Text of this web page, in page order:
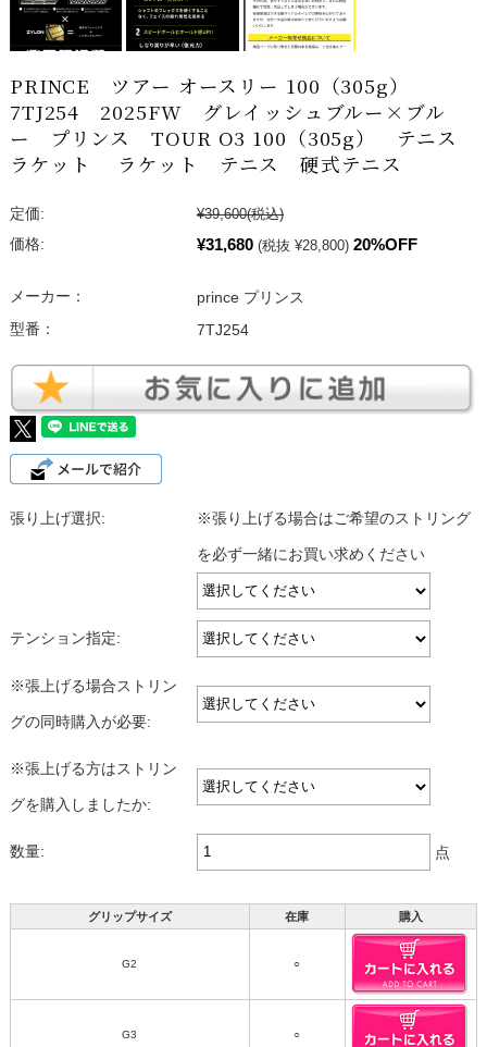
PRINCE ツアー オースリー 100（305g）
7TJ254 2025FW グレイッシュブルー×ブル
ー プリンス TOUR O3 100（305g） テニス
ラケット ラケット テニス 硬式テニス
定価: ¥39,600(税込)
価格:
¥31,680 (税抜 ¥28,800) 20%OFF
メーカー：
prince プリンス
型番：
7TJ254
張り上げ選択: ※張り上げる場合はご希望のストリング
を必ず一緒にお買い求めください
テンション指定:
※張上げる場合ストリン
グの同時購入が必要:
※張上げる方はストリン
グを購入しましたか:
数量: 点
グリップサイズ 在庫 購入
G2 ○
G3 ○